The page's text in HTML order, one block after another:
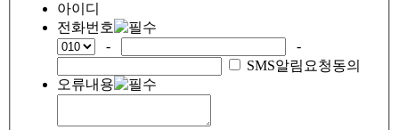
아이디
전화번호
-
-
SMS알림요청동의
오류내용